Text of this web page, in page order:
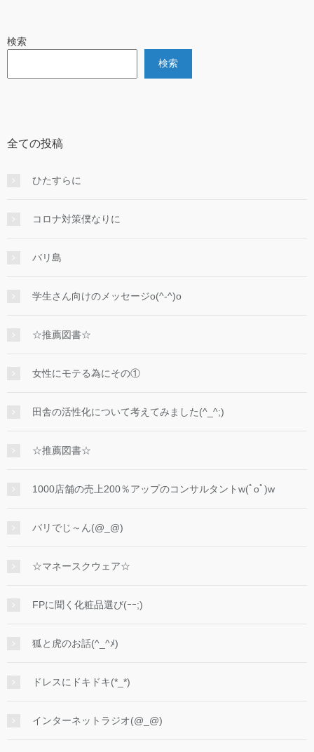
検索
検索
全ての投稿
ひたすらに
コロナ対策僕なりに
バリ島
学生さん向けのメッセージo(^-^)o
☆推薦図書☆
女性にモテる為にその①
田舎の活性化について考えてみました(^_^;)
☆推薦図書☆
1000店舗の売上200％アップのコンサルタントw(ﾟoﾟ)w
バリでじ～ん(@_@)
☆マネースクウェア☆
FPに聞く化粧品選び(ｰｰ;)
狐と虎のお話(^_^ﾒ)
ドレスにドキドキ(*_*)
インターネットラジオ(@_@)